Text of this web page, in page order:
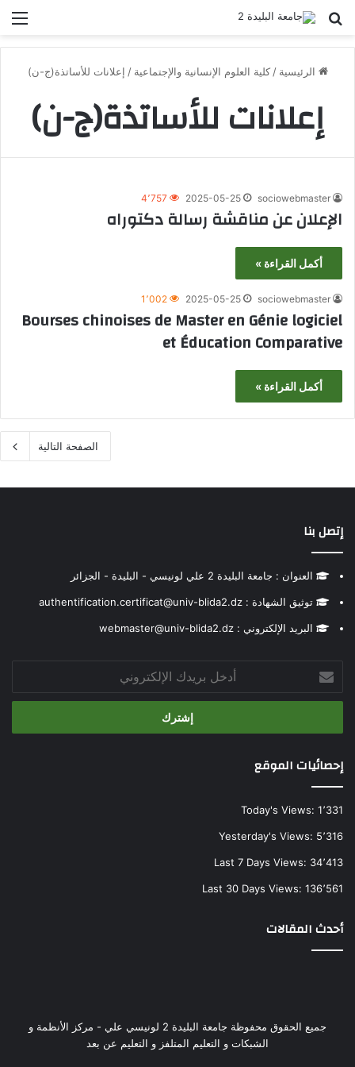
بحث عن
الرئيسية / كلية العلوم الإنسانية والإجتماعية / إعلانات للأساتذة(ج-ن)
إعلانات للأساتذة(ج-ن)
sociowebmaster
2025-05-25 4٬757
الإعلان عن مناقشة رسالة دكتوراه
أكمل القراءة »
sociowebmaster
2025-05-25 1٬002
Bourses chinoises de Master en Génie logiciel
et Éducation Comparative
أكمل القراءة »
الصفحة التالية
إتصل بنا
العنوان : جامعة البليدة 2 علي لونيسي - البليدة - الجزائر
توثيق الشهادة : authentification.certificat@univ-blida2.dz
البريد الإلكتروني : webmaster@univ-blida2.dz
بريدك
الإلكتروني
إحصائيات الموقع
Today's Views: 1٬331
Yesterday's Views: 5٬316
Last 7 Days Views: 34٬413
Last 30 Days Views: 136٬561
أحدث المقالات
جميع الحقوق محفوظة جامعة البليدة 2 لونيسي علي - مركز الأنظمة و
الشبكات و التعليم المتلفز و التعليم عن بعد